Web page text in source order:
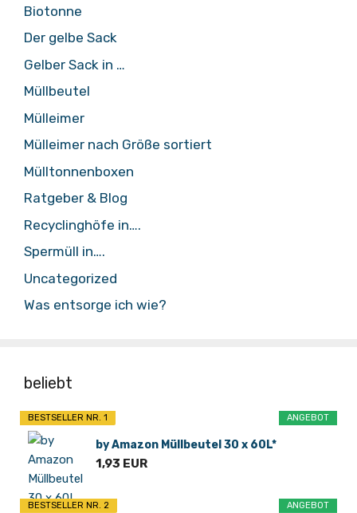
Biotonne
Der gelbe Sack
Gelber Sack in …
Müllbeutel
Mülleimer
Mülleimer nach Größe sortiert
Mülltonnenboxen
Ratgeber & Blog
Recyclinghöfe in….
Spermüll in….
Uncategorized
Was entsorge ich wie?
beliebt
ANGEBOT
BESTSELLER NR. 1
by Amazon Müllbeutel 30 x 60L*
1,93 EUR
ANGEBOT
BESTSELLER NR. 2